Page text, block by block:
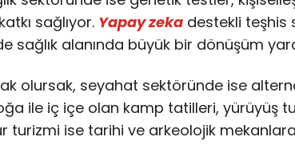
sağlıyor. Yapay zeka destekli teşhis
sağlık alanında büyük bir dönüşüm
olursak, seyahat sektöründe ise
ile iç içe olan kamp tatilleri, yürüyüş
turizmi ise tarihi ve arkeolojik